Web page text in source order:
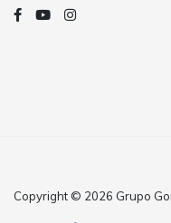
Copyright © 2026 Grupo